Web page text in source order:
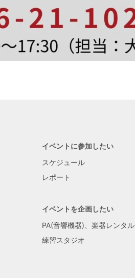
イベントに参加したい
スケジュール
レポート
イベントを企画したい
PA(音響機器)、楽器レンタル
練習スタジオ